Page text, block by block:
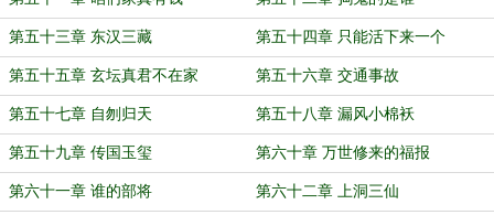
第五十三章 东汉三藏 第五十四章 只能活下来一个
第五十五章 玄坛真君不在家 第五十六章 交通事故
第五十七章 自刎归天 第五十八章 漏风小棉袄
第五十九章 传国玉玺 第六十章 万世修来的福报
第六十一章 谁的部将 第六十二章 上洞三仙